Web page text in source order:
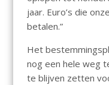
jaar. Euro’s die
betalen.”
Het
nog een hele weg
te blijven zetten